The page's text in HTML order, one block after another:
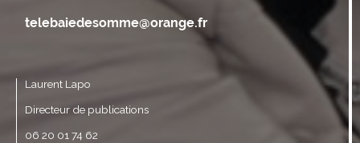
Laurent Lapo
Directeur de publications
06 20 01 74 62